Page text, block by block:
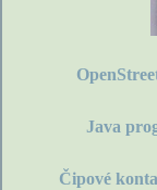
Java
Čipové